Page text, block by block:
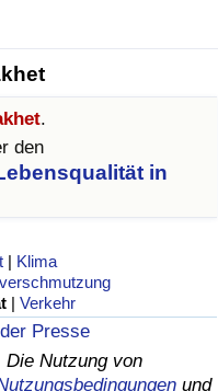
.
den
in
| Klima
|Verkehr
Presse
Nutzung von
und
Land